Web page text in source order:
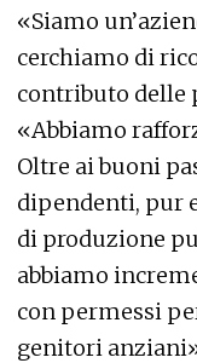
«Siamo
cerchiamo di
contributo delle
«Abbiamo
Oltre ai buoni
dipendenti, pur
di produzione
abbiamo
con permessi
genitori